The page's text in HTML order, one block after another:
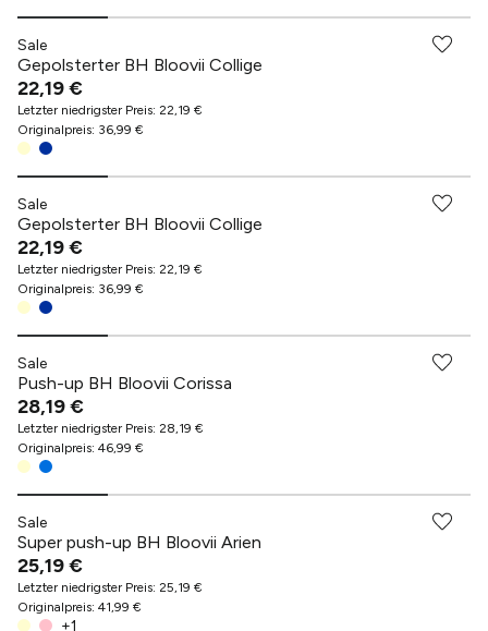
Sale
Gepolsterter BH Bloovii Collige
22,19 €
Letzter niedrigster Preis: 22,19 €
Originalpreis: 36,99 €
Sale
Gepolsterter BH Bloovii Collige
22,19 €
Letzter niedrigster Preis: 22,19 €
Originalpreis: 36,99 €
Sale
Push-up BH Bloovii Corissa
28,19 €
Letzter niedrigster Preis: 28,19 €
Originalpreis: 46,99 €
Sale
Super push-up BH Bloovii Arien
25,19 €
Letzter niedrigster Preis: 25,19 €
Originalpreis: 41,99 €
+1